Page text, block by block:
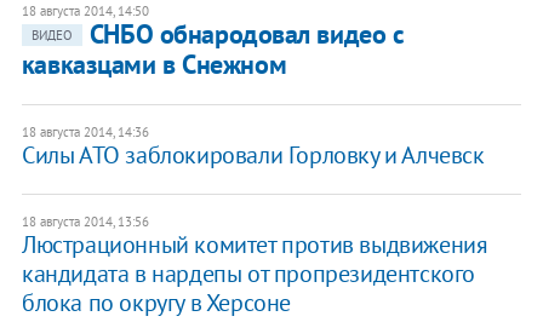
18 августа 2014, 14:50
ВИДЕО
СНБО обнародовал видео с
кавказцами в Снежном
18 августа 2014, 14:36
Силы АТО заблокировали Горловку и Алчевск
18 августа 2014, 13:56
Люстрационный комитет против выдвижения
кандидата в нардепы от пропрезидентского
блока по округу в Херсоне